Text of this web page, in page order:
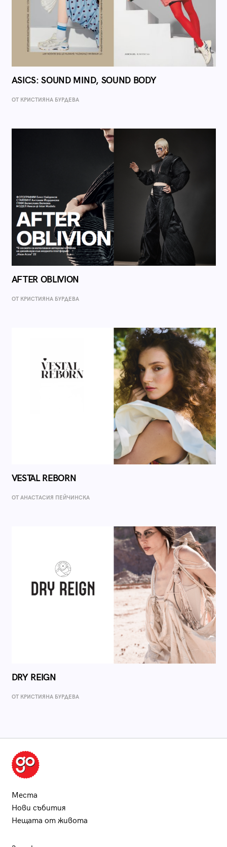
ASICS: SOUND MIND, SOUND BODY
ОТ КРИСТИЯНА БУРДЕВА
AFTER OBLIVION
ОТ КРИСТИЯНА БУРДЕВА
VESTAL REBORN
ОТ AНАСТАСИЯ ПЕЙЧИНСКА
DRY REIGN
ОТ КРИСТИЯНА БУРДЕВА
Места
Нови събития
Нещата от живота